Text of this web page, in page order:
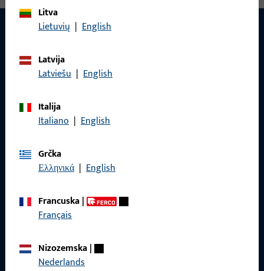
KONTAKT
Rado ćemo vam pomoći!
Naš tim za korisničku podršku rado će vam pomoći sa svim
pitanjima vezanim uz proizvode, primjene i projekte.
Obratite nam se
Litva
Lietuvių | English
Latvija
Latviešu | English
Italija
Italiano | English
Grčka
Ελληνικά | English
Francuska|
Français
Nizozemska|
Nederlands